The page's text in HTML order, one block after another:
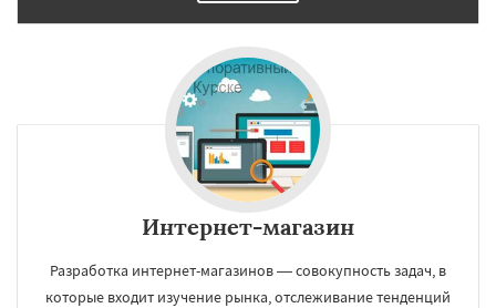
Интернет-магазин
Разработка интернет-магазинов — совокупность задач, в
которые входит изучение рынка, отслеживание тенденций